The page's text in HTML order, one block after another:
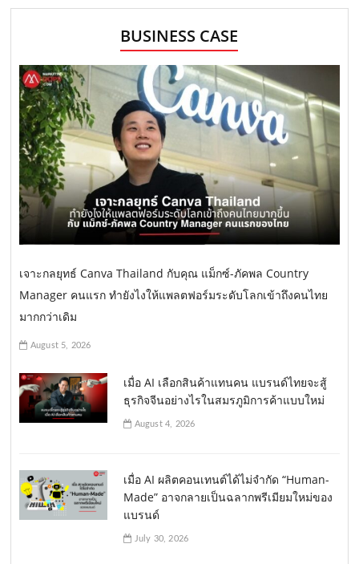
BUSINESS CASE
เจาะกลยุทธ์ Canva Thailand กับคุณ แม็กซ์-ภัคพล Country
Manager คนแรก ทำยังไงให้แพลตฟอร์มระดับโลกเข้าถึงคนไทย
มากกว่าเดิม
August 5, 2026
เมื่อ AI เลือกสินค้าแทนคน แบรนด์ไทยจะสู้
ธุรกิจจีนอย่างไรในสมรภูมิการค้าแบบใหม่
August 4, 2026
เมื่อ AI ผลิตคอนเทนต์ได้ไม่จำกัด “Human-
Made” อาจกลายเป็นฉลากพรีเมียมใหม่ของ
แบรนด์
July 30, 2026